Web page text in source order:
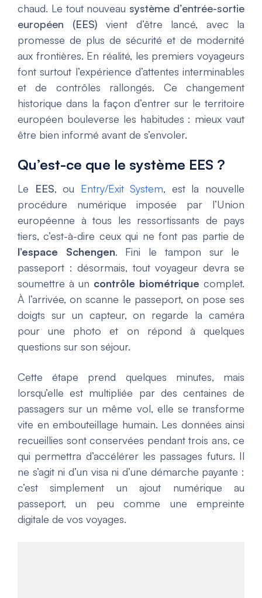
chaud. Le tout nouveau système d’entrée-sortie
européen (EES) vient d’être lancé, avec la
promesse de plus de sécurité et de modernité
aux frontières. En réalité, les premiers voyageurs
font surtout l’expérience d’attentes interminables
et de contrôles rallongés. Ce changement
historique dans la façon d’entrer sur le territoire
européen bouleverse les habitudes : mieux vaut
être bien informé avant de s’envoler.
Qu’est-ce que le système EES ?
Le EES, ou Entry/Exit System, est la nouvelle
procédure numérique imposée par l’Union
européenne à tous les ressortissants de pays
tiers, c’est-à-dire ceux qui ne font pas partie de
l’espace Schengen. Fini le tampon sur le
passeport : désormais, tout voyageur devra se
soumettre à un contrôle biométrique complet.
À l’arrivée, on scanne le passeport, on pose ses
doigts sur un capteur, on regarde la caméra
pour une photo et on répond à quelques
questions sur son séjour.
Cette étape prend quelques minutes, mais
lorsqu’elle est multipliée par des centaines de
passagers sur un même vol, elle se transforme
vite en embouteillage humain. Les données ainsi
recueillies sont conservées pendant trois ans, ce
qui permettra d’accélérer les passages futurs. Il
ne s’agit ni d’un visa ni d’une démarche payante :
c’est simplement un ajout numérique au
passeport, un peu comme une empreinte
digitale de vos voyages.